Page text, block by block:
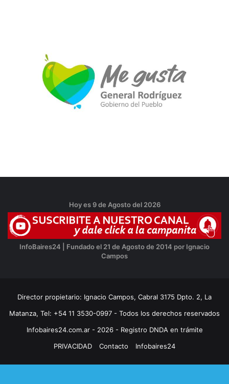
Hoy es 9 de Agosto del 2026
InfoBaires24 | Fundado el 21 de Agosto de 2014 por Ignacio
Campos
Director propietario: Ignacio Campos, Cabral 3175 Dpto. 2, La
Matanza, Tel: +54 11 3530-0997 - Todos los derechos reservados
Infobaires24.com.ar - 2026 - Registro DNDA en trámite
PRIVACIDAD
Contacto Infobaires24